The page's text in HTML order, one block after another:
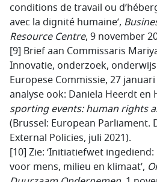
conditions de travail ou
avec la dignité humaine’,
Resource Centre, 9 november
[9] Brief aan Commissaris
Innovatie, onderzoek,
Europese Commissie, 27
analyse ook: Daniela Heerdt en
sporting events: human rights
(Brussel: European
External Policies, juli 2021).
[10] Zie: ‘Initiatiefwet
voor mens, milieu en klimaat’,